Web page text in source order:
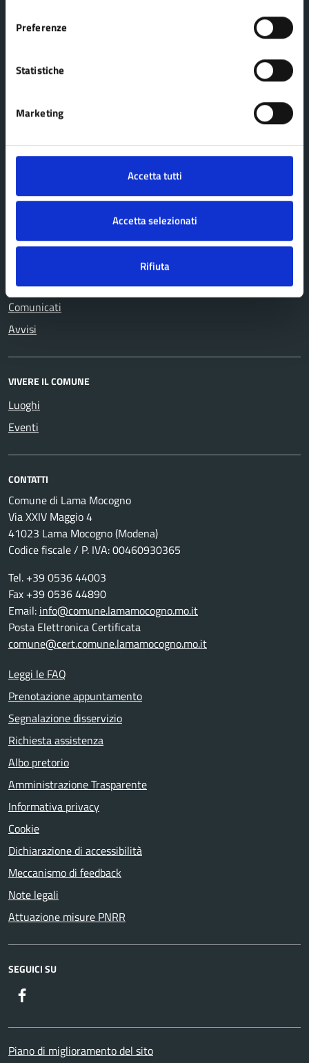
Preferenze
Statistiche
Marketing
Accetta tutti
Accetta selezionati
Rifiuta
Agricoltura e pesca
Anagrafe e stato civile
Autorizzazioni
Catasto e urbanistica
Imprese e commercio
contravvenzioni
Notizie
Comunicati
Avvisi
VIVERE IL COMUNE
Luoghi
Eventi
CONTATTI
Comune di Lama Mocogno
Via XXIV Maggio 4
41023 Lama Mocogno (Modena)
Codice fiscale / P. IVA: 00460930365
Tel. +39 0536 44003
Fax +39 0536 44890
Email: info@comune.lamamocogno.mo.it
Posta Elettronica Certificata
comune@cert.comune.lamamocogno.mo.it
Leggi le FAQ
Prenotazione appuntamento
Segnalazione disservizio
Richiesta assistenza
Albo pretorio
Amministrazione Trasparente
Informativa privacy
Cookie
Dichiarazione di accessibilità
Meccanismo di feedback
Note legali
Attuazione misure PNRR
SEGUICI SU
Piano di miglioramento del sito